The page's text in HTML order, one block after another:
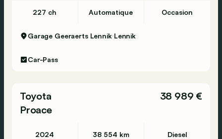
227 ch Automatique Occasion
Garage Geeraerts Lennik Lennik
Car-Pass
Toyota
Proace
38 989 €
2024 38 554 km Diesel